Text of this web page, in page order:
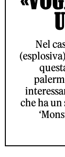
Nel
che ha un